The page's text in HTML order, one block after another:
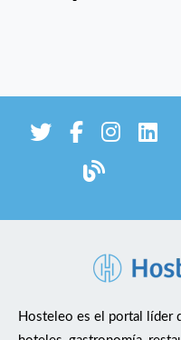
Hosteleo es el portal líder